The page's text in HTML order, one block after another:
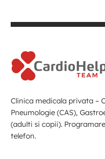
Clinica medicala privata –
Pneumologie (CAS),
(adulti si copii).
telefon.